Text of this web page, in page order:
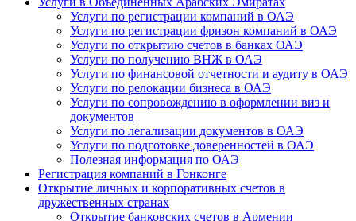
Услуги по регистрации компаний в ОАЭ
Услуги по регистрации фризон компаний в ОАЭ
Услуги по открытию счетов в банках ОАЭ
Услуги по получению ВНЖ в ОАЭ
Услуги по финансовой отчетности и аудиту в ОАЭ
Услуги по релокации бизнеса в ОАЭ
Услуги по сопровождению в оформлении виз и
документов
Услуги по легализации документов в ОАЭ
Услуги по подготовке доверенностей в ОАЭ
Полезная информация по ОАЭ
Регистрация компаний в Гонконге
Открытие личных и корпоративных счетов в
дружественных странах
Открытие банковских счетов в Армении